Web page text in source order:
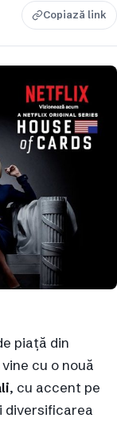
Copiază link
piață din
cu o nouă
, cu accent pe
diversificarea